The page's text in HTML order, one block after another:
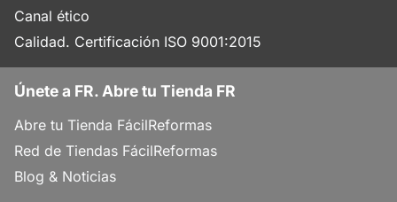
Canal ético
Calidad. Certificación ISO 9001:2015
Únete a FR. Abre tu Tienda FR
Abre tu Tienda FácilReformas
Red de Tiendas FácilReformas
Blog & Noticias